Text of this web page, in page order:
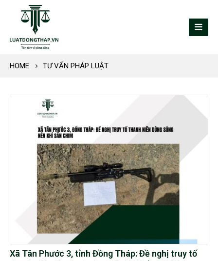
HOME TƯ VẤN PHÁP LUẬT
Xã Tân Phước 3, tỉnh Đồng Tháp: Đề nghị truy tố